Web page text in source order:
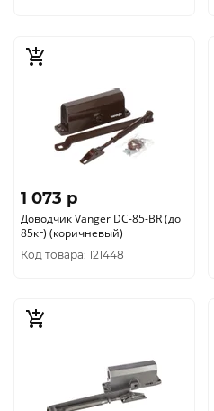
1 073 p
Доводчик Vanger DC-85-BR (до
85кг) (коричневый)
Код товара: 121448